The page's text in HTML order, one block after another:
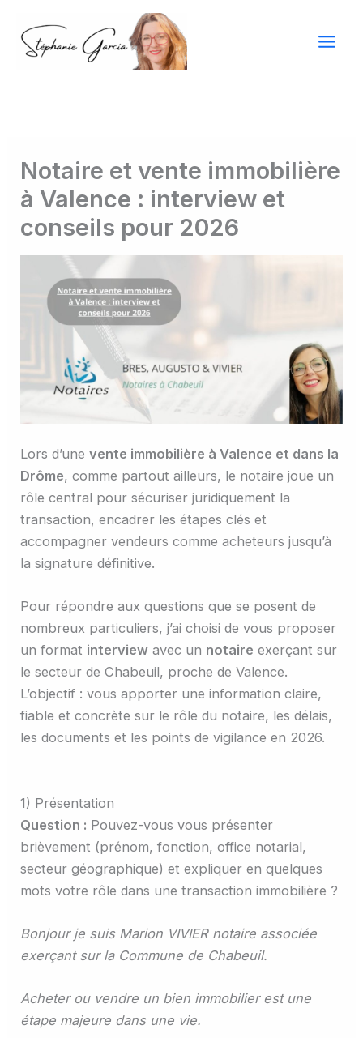
content
Notaire et vente immobilière
à Valence : interview et
conseils pour 2026
Lors d’unevente immobilière à Valence et dans la
Drôme, comme partout ailleurs, le notaire joue un
rôle central pour sécuriser juridiquement la
transaction, encadrer les étapes clés et
accompagner vendeurs comme acheteurs jusqu’à
la signature définitive.
Pour répondre aux questions que se posent de
nombreux particuliers, j’ai choisi de vous proposer
un format interview avec un notaire exerçant sur
le secteur de Chabeuil, proche de Valence.
L’objectif : vous apporter une information claire,
fiable et concrète sur le rôle du notaire, les délais,
les documents et les points de vigilance en 2026.
1) Présentation
Question : Pouvez-vous vous présenter
brièvement (prénom, fonction, office notarial,
secteur géographique) et expliquer en quelques
mots votre rôle dans une transaction immobilière ?
Bonjour je suis Marion VIVIER notaire associée
exerçant sur la Commune de Chabeuil.
Acheter ou vendre un bien immobilier est une
étape majeure dans une vie.